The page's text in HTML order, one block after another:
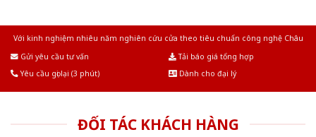
Với kinh nghiệm nhiêu năm nghiên cứu cửa theo tiêu chuẩn công nghệ Châu
Gửi yêu cầu tư vấn
Tải báo giá tổng hợp
Yêu cầu gọi lại (3 phút)
Dành cho đại lý
ĐỐI TÁC KHÁCH HÀNG